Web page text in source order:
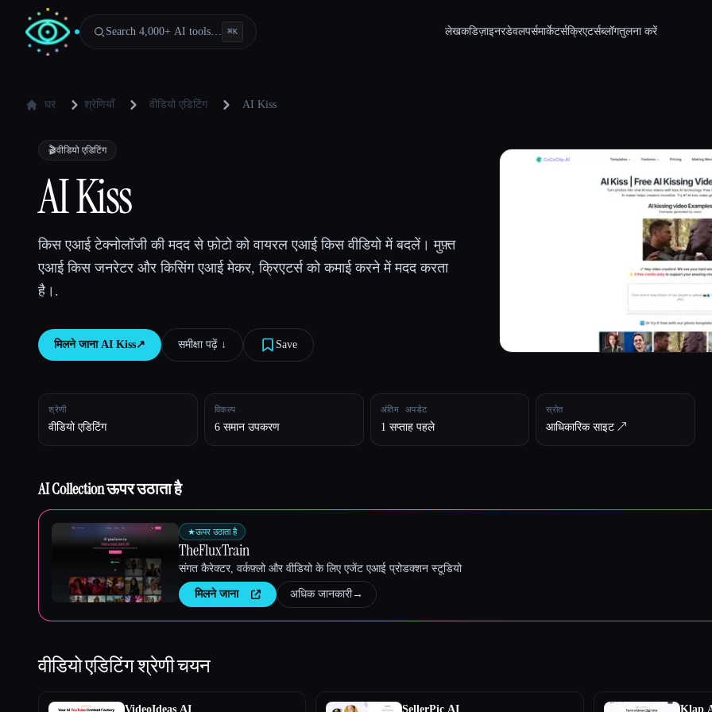
Search 4,000+ AI tools… ⌘K लेखकडिज़ाइनरडेवलपर्समार्केटर्सक्रिएटर्सब्लॉगतुलना करें
घर श्रेणियाँ वीडियो एडिटिंग AI Kiss
🎬वीडियो एडिटिंग
AI Kiss
किस एआई टेक्नोलॉजी की मदद से फ़ोटो को वायरल एआई किस वीडियो में बदलें। मुफ़्त
एआई किस जनरेटर और किसिंग एआई मेकर, क्रिएटर्स को कमाई करने में मदद करता
है।.
मिलने जाना AI Kiss↗︎ समीक्षा पढ़ें ↓︎ Save
श्रेणी
वीडियो एडिटिंग
विकल्प
6 समान उपकरण
अंतिम अपडेट
1 सप्ताह पहले
स्रोत
आधिकारिक साइट ↗︎
AI Collection ऊपर उठाता है
★ऊपर उठाता है
TheFluxTrain
संगत कैरेक्टर, वर्कफ़्लो और वीडियो के लिए एजेंट एआई प्रोडक्शन स्टूडियो
मिलने जाना अधिक जानकारी→
वीडियो एडिटिंगश्रेणी चयन
VideoIdeas AI SellerPic AI Klap